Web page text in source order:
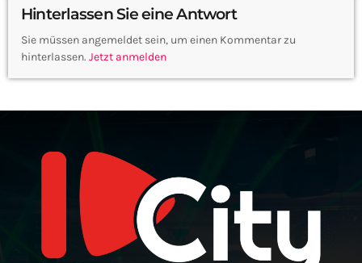
Hinterlassen Sie eine Antwort
Sie müssen angemeldet sein, um einen Kommentar zu
hinterlassen. Jetzt anmelden